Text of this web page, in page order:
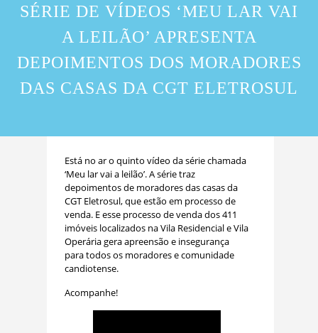
SÉRIE DE VÍDEOS ‘MEU LAR VAI
A LEILÃO’ APRESENTA
DEPOIMENTOS DOS MORADORES
DAS CASAS DA CGT ELETROSUL
Está no ar o quinto vídeo da série chamada
‘Meu lar vai a leilão’. A série traz
depoimentos de moradores das casas da
CGT Eletrosul, que estão em processo de
venda. E esse processo de venda dos 411
imóveis localizados na Vila Residencial e Vila
Operária gera apreensão e insegurança
para todos os moradores e comunidade
candiotense.
Acompanhe!